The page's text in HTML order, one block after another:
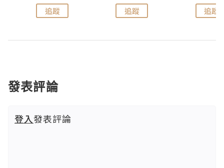
追蹤 追蹤 追蹤
發表評論
登入發表評論